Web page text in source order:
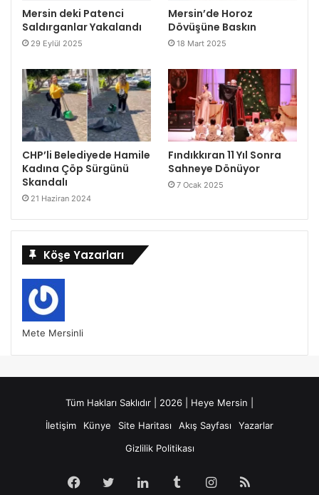
Mersin deki Patenci
Saldırganlar Yakalandı
29 Eylül 2025
Mersin’de Horoz
Dövüşüne Baskın
18 Mart 2025
CHP’li Belediyede Hamile
Kadına Çöp Sürgünü
Skandalı
21 Haziran 2024
Fındıkkıran 11 Yıl Sonra
Sahneye Dönüyor
7 Ocak 2025
Köşe Yazarları
Mete Mersinli
Tüm Hakları Saklıdır | 2026 | Heye Mersin |
İletişim
Künye Site Haritası Akış Sayfası
Yazarlar
Gizlilik Politikası
Facebook
TwitterLinkedInTumblrInstagram
RSS